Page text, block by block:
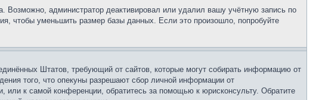
Возможно, администратор деактивировал или удалил вашу учётную запись по
чтобы уменьшить размер базы данных. Если это произошло, попробуйте
Штатов, требующий от сайтов, которые могут собирать информацию от
того, что опекуны разрешают сбор личной информации от
к самой конференции, обратитесь за помощью к юрисконсульту. Обратите